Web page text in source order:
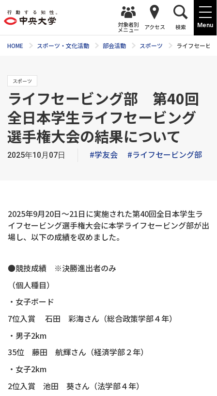
Menu
対象者別
メニュー アクセス 検索
HOME スポーツ・文化活動 部会活動 スポーツ ライフセービ
スポーツ
ライフセービング部 第40回
全日本学生ライフセービング
選手権大会の結果について
2025年10月07日 #学友会 #ライフセービング部
2025年9月20日～21日に実施された第40回全日本学生ラ
イフセービング選手権大会に本学ライフセービング部が出
場し、以下の成績を収めました。
●競技成績 ※決勝進出者のみ
（個人種目）
・女子ボード
7位入賞 石田 彩海さん（総合政策学部４年）
・男子2km
35位 藤田 航輝さん（経済学部２年）
・女子2km
2位入賞 池田 葵さん（法学部４年）